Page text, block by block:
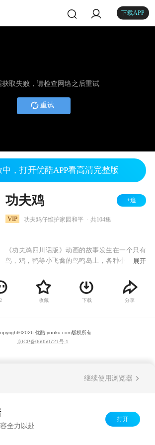
下载APP
获取失败，请检查网络之后重试
重试
，打开优酷APP看高清完整版
功夫鸡 +追
VIP 功夫鸡仔维护家园和平 共104集
《功夫鸡四川话版》动画的故事发生在一个只有
鸟，鸡，鸭等小飞禽的鸟鸣岛上，各种小飞禽有
文化的元素，又有西方科幻的特色，传承了中国
传统美学和文化内涵，借鉴并融入了西方科幻元
素，呈现出独特的艺术风格。岛上的坏人们都想
安全。
展开
2 收藏 下载 分享
2026 优酷 youku.com版权所有
京ICP备06050721号-1
继续使用浏览器
全力以赴
打开